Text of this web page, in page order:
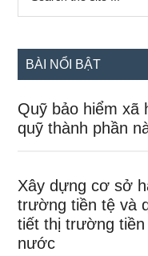
chính
...
BÀI NỔI BẬT
Quỹ bảo hiểm xã
quỹ thành phần
Xây dựng cơ sở
trường tiền tệ và
tiết thị trường
nước